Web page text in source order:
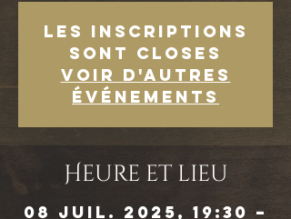
Les inscriptions
sont closes
Voir d'autres
événements
Heure et lieu
08 juil. 2025, 19:30 –